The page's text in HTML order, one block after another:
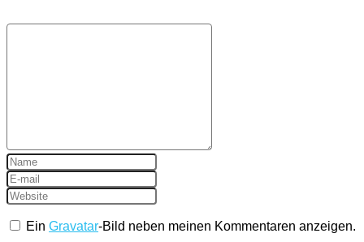
EinGravatar-Bild neben meinen Kommentaren anzeigen.